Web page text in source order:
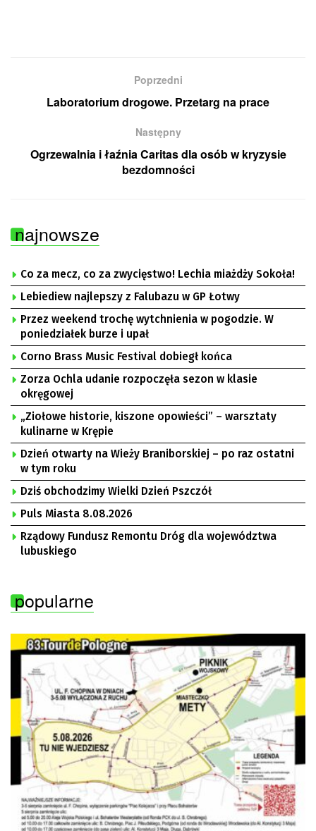
Poprzedni
Laboratorium drogowe. Przetarg na prace
Następny
Ogrzewalnia i łaźnia Caritas dla osób w kryzysie
bezdomności
najnowsze
Co za mecz, co za zwycięstwo! Lechia miażdży Sokoła!
Lebiediew najlepszy z Falubazu w GP Łotwy
Przez weekend trochę wytchnienia w pogodzie. W
poniedziałek burze i upał
Corno Brass Music Festival dobiegł końca
Zorza Ochla udanie rozpoczęła sezon w klasie
okręgowej
„Ziołowe historie, kiszone opowieści” – warsztaty
kulinarne w Krępie
Dzień otwarty na Wieży Braniborskiej – po raz ostatni
w tym roku
Dziś obchodzimy Wielki Dzień Pszczół
Puls Miasta 8.08.2026
Rządowy Fundusz Remontu Dróg dla województwa
lubuskiego
popularne